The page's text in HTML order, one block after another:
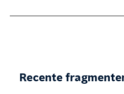
Recente